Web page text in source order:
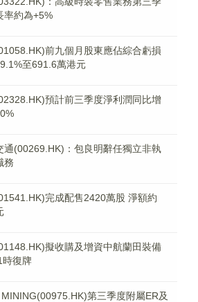
率約為+5%
前九個月股東應佔綜合虧損
至691.6萬港元
預計前三季度淨利潤同比增
通(00269.HK)：包良明辭任獨立非執
務
完成配售2420萬股 淨額約
擬收購及增資中航蘭田裝備
時復牌
第三季度附屬ER及